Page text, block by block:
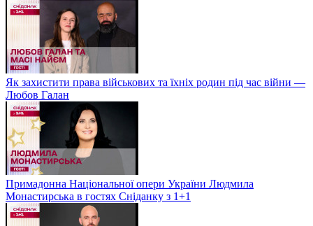
Як захистити права військових та їхніх родин під час війни —
Любов Галан
Примадонна Національної опери України Людмила
Монастирська в гостях Сніданку з 1+1